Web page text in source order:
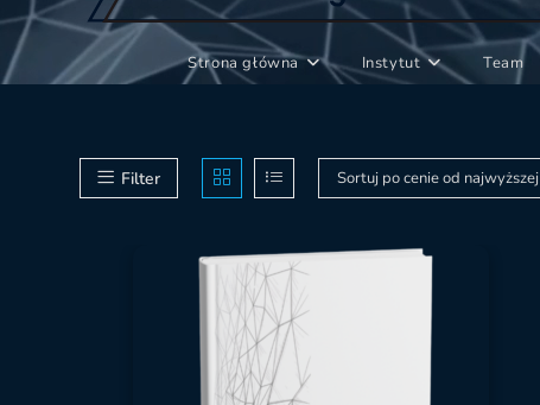
Strona główna Instytut Team
Filter
Sortuj po cenie od najwyższej